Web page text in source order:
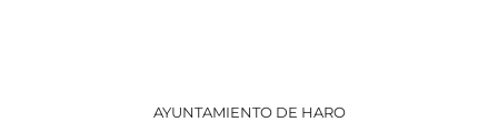
AYUNTAMIENTO DE HARO